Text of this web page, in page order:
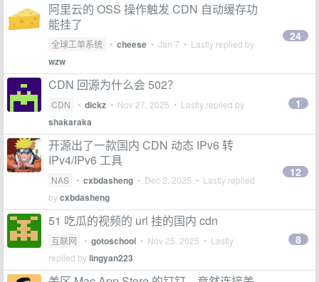
阿里云的 OSS 操作触发 CDN 自动缓存功
能挂了
全球工单系统 • cheese • Jan 7 • Lastly replied by
wzw
24
CDN 回源为什么会 502？
CDN • dickz • Nov 27, 2025 • Lastly replied by
shakaraka
1
开源出了一款国内 CDN 动态 IPv6 转
IPv4/IPv6 工具
NAS • cxbdasheng • Dec 2, 2025 • Lastly replied
bycxbdasheng
12
51 吃瓜的视频的 url 挂的国内 cdn
互联网 • gotoschool • Nov 25, 2025 • Lastly
replied bylingyan223
8